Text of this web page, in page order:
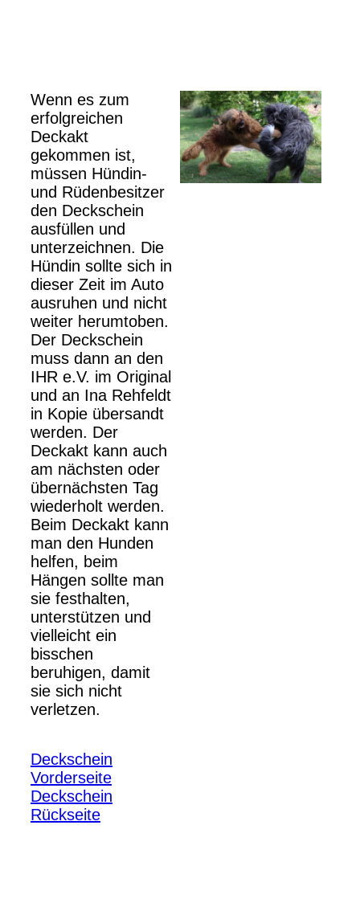
Wenn es zum
erfolgreichen
Deckakt
gekommen ist,
müssen Hündin-
und Rüdenbesitzer
den Deckschein
ausfüllen und
unterzeichnen. Die
Hündin sollte sich in
dieser Zeit im Auto
ausruhen und nicht
weiter herumtoben.
Der Deckschein
muss dann an den
IHR e.V. im Original
und an Ina Rehfeldt
in Kopie übersandt
werden. Der
Deckakt kann auch
am nächsten oder
übernächsten Tag
wiederholt werden.
Beim Deckakt kann
man den Hunden
helfen, beim
Hängen sollte man
sie festhalten,
unterstützen und
vielleicht ein
bisschen
beruhigen, damit
sie sich nicht
verletzen.
Deckschein
Vorderseite
Deckschein
Rückseite